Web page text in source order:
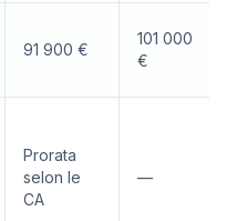
91 900 €
101 000
€
Prorata
selon le
CA
—